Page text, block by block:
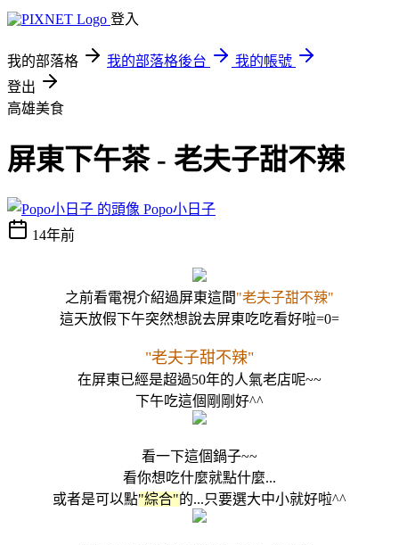
登入
我的部落格 我的部落格後台
我的帳號
登出
高雄美食
屏東下午茶 - 老夫子甜不辣
Popo小日子
14年前
之前看電視介紹過屏東這間"老夫子甜不辣"
這天放假下午突然想說去屏東吃吃看好啦=0=
"老夫子甜不辣"
在屏東已經是超過50年的人氣老店呢~~
下午吃這個剛剛好^^
看一下這個鍋子~~
看你想吃什麼就點什麼...
或者是可以點"綜合"的...只要選大中小就好啦^^